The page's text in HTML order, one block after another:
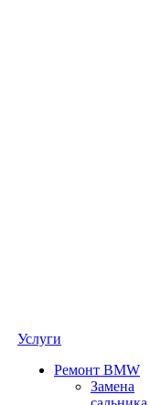
Услуги
Ремонт BMW
Замена